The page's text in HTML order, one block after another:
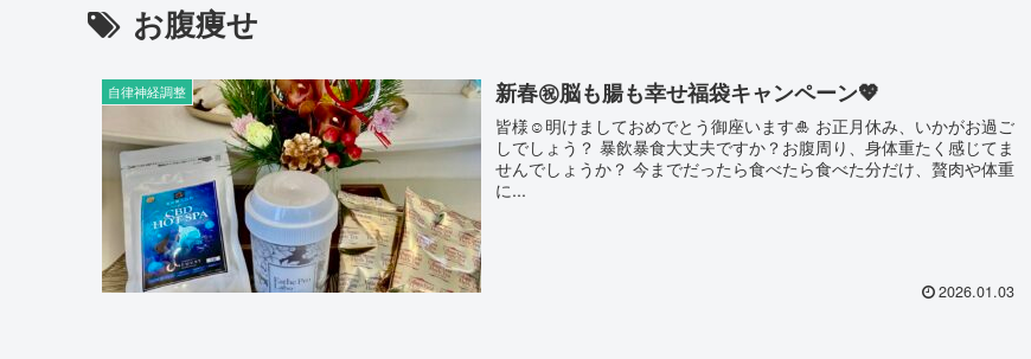
お腹痩せ
自律神経調整 新春㊗️脳も腸も幸せ福袋キャンペーン💖
皆様☺️明けましておめでとう御座います🎍 お正月休み、いかがお過ご
しでしょう？ 暴飲暴食大丈夫ですか？お腹周り、身体重たく感じてま
せんでしょうか？ 今までだったら食べたら食べた分だけ、贅肉や体重
に...
2026.01.03